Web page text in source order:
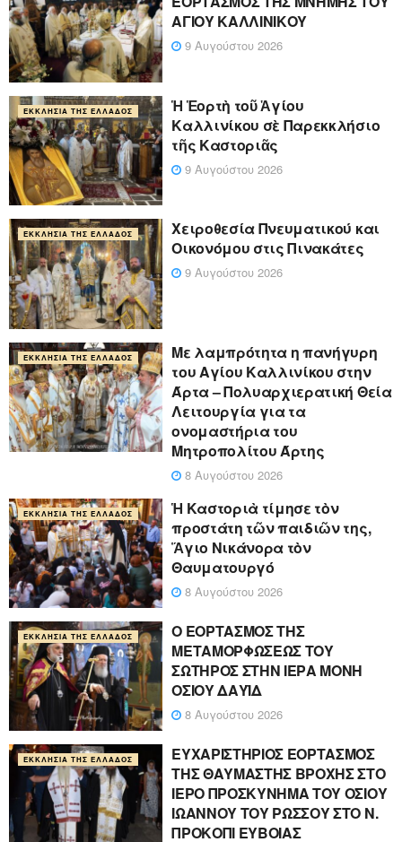
ΑΓΙΟΥ ΚΑΛΛΙΝΙΚΟΥ
9 Αυγούστου 2026
ΕΚΚΛΗΣΊΑ ΤΗΣ ΕΛΛΆΔΟΣ
Ἡ Ἑορτὴ τοῦ Ἁγίου
Καλλινίκου σὲ Παρεκκλήσιο
τῆς Καστοριᾶς
9 Αυγούστου 2026
ΕΚΚΛΗΣΊΑ ΤΗΣ ΕΛΛΆΔΟΣ
Χειροθεσία Πνευματικού και
Οικονόμου στις Πινακάτες
9 Αυγούστου 2026
ΕΚΚΛΗΣΊΑ ΤΗΣ ΕΛΛΆΔΟΣ
Με λαμπρότητα η πανήγυρη
του Αγίου Καλλινίκου στην
Άρτα – Πολυαρχιερατική Θεία
Λειτουργία για τα
ονομαστήρια του
Μητροπολίτου Άρτης
8 Αυγούστου 2026
ΕΚΚΛΗΣΊΑ ΤΗΣ ΕΛΛΆΔΟΣ
Ἡ Καστοριὰ τίμησε τὸν
προστάτη τῶν παιδιῶν της,
Ἅγιο Νικάνορα τὸν
Θαυματουργό
8 Αυγούστου 2026
ΕΚΚΛΗΣΊΑ ΤΗΣ ΕΛΛΆΔΟΣ
Ο ΕΟΡΤΑΣΜΟΣ ΤΗΣ
ΜΕΤΑΜΟΡΦΩΣΕΩΣ ΤΟΥ
ΣΩΤΗΡΟΣ ΣΤΗΝ ΙΕΡΑ ΜΟΝΗ
ΟΣΙΟΥ ΔΑΥΪΔ
8 Αυγούστου 2026
ΕΚΚΛΗΣΊΑ ΤΗΣ ΕΛΛΆΔΟΣ
ΕΥΧΑΡΙΣΤΗΡΙΟΣ ΕΟΡΤΑΣΜΟΣ
ΤΗΣ ΘΑΥΜΑΣΤΗΣ ΒΡΟΧΗΣ ΣΤΟ
ΙΕΡΟ ΠΡΟΣΚΥΝΗΜΑ ΤΟΥ ΟΣΙΟΥ
ΙΩΑΝΝΟΥ ΤΟΥ ΡΩΣΣΟΥ ΣΤΟ Ν.
ΠΡΟΚΟΠΙ ΕΥΒΟΙΑΣ